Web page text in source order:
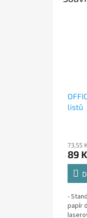
listů
73,55
89
-
papír